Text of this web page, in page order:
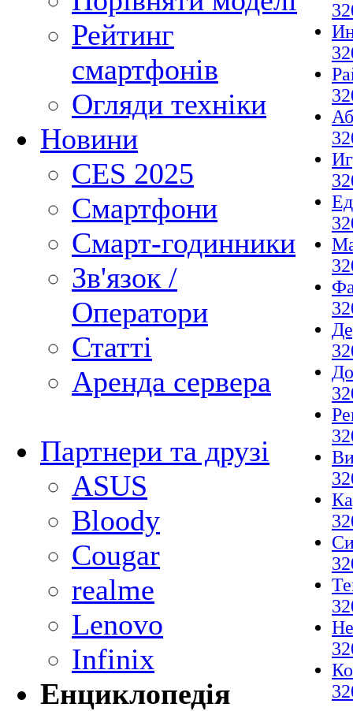
Рейтинг
смартфонів
Огляди техніки
Новини
CES 2025
Смартфони
Смарт-годинники
Зв'язок /
Оператори
Статті
Аренда сервера
Партнери та друзі
ASUS
Bloody
Cougar
realme
Lenovo
Infinix
Енциклопедія